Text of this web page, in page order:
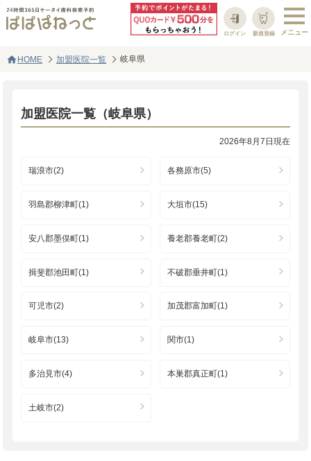
新規登録
ログイン
homeHOME 加盟医院一覧 岐阜県
加盟医院一覧（岐阜県）
2026年8月7日現在
瑞浪市(2) 各務原市(5)
羽島郡柳津町(1) 大垣市(15)
安八郡墨俣町(1) 養老郡養老町(2)
揖斐郡池田町(1) 不破郡垂井町(1)
可児市(2) 加茂郡富加町(1)
岐阜市(13) 関市(1)
多治見市(4) 本巣郡真正町(1)
土岐市(2)